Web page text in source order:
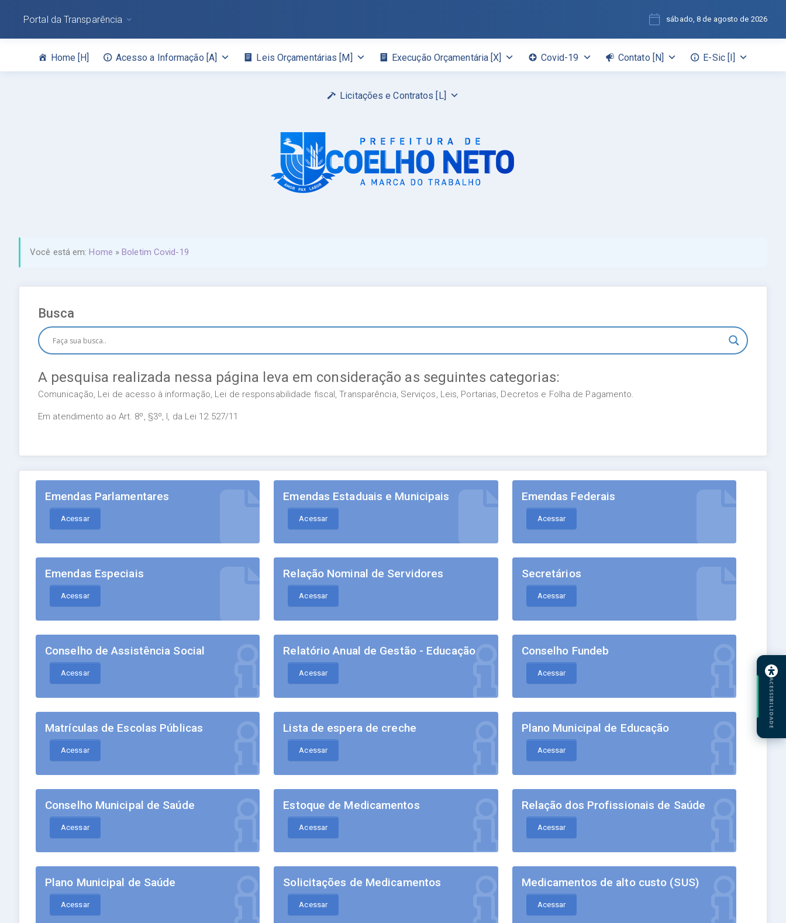
Home [H] Acesso a Informação [A] Leis Orçamentárias [M] Execução Orçamentária [X] Covid-19 Contato [N] E-Sic [I]
Licitações e Contratos [L]
Portal da Transparência sábado, 8 de agosto de 2026
Você está em:Home »Boletim Covid-19
Busca
A pesquisa realizada nessa página leva em consideração as seguintes categorias:
Comunicação, Lei de acesso à informação, Lei de responsabilidade fiscal, Transparência, Serviços, Leis, Portarias, Decretos e Folha de Pagamento.
Em atendimento ao Art. 8º, §3º, I, da Lei 12.527/11
Emendas Parlamentares
Acessar
Emendas Estaduais e Municipais
Acessar
Emendas Federais
Acessar
Emendas Especiais
Acessar
Relação Nominal de Servidores
Acessar
Secretários
Acessar
Conselho de Assistência Social
Acessar
Relatório Anual de Gestão - Educação
Acessar
Conselho Fundeb
Acessar
Matrículas de Escolas Públicas
Acessar
Lista de espera de creche
Acessar
Plano Municipal de Educação
Acessar
Conselho Municipal de Saúde
Acessar
Estoque de Medicamentos
Acessar
Relação dos Profissionais de Saúde
Acessar
Plano Municipal de Saúde
Acessar
Solicitações de Medicamentos
Acessar
Medicamentos de alto custo (SUS)
Acessar
ACESSIBILIDADE